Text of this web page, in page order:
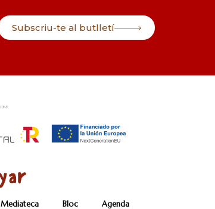
Subscriu-te al butlletí
Mediateca Bloc Agenda